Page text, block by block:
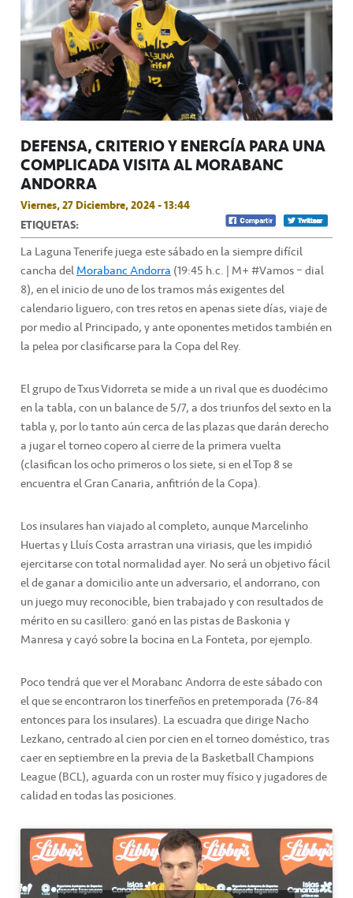
DEFENSA, CRITERIO Y ENERGÍA PARA UNA
COMPLICADA VISITA AL MORABANC
ANDORRA
Viernes, 27 Diciembre, 2024 - 13:44
ETIQUETAS:
La Laguna Tenerife juega este sábado en la siempre difícil
cancha delMorabanc Andorra(19:45 h.c. | M+ #Vamos – dial
8), en el inicio de uno de los tramos más exigentes del
calendario liguero, con tres retos en apenas siete días, viaje de
por medio al Principado, y ante oponentes metidos también en
la pelea por clasificarse para la Copa del Rey.
El grupo de Txus Vidorreta se mide a un rival que es duodécimo
en la tabla, con un balance de 5/7, a dos triunfos del sexto en la
tabla y, por lo tanto aún cerca de las plazas que darán derecho
a jugar el torneo copero al cierre de la primera vuelta
(clasifican los ocho primeros o los siete, si en el Top 8 se
encuentra el Gran Canaria, anfitrión de la Copa).
Los insulares han viajado al completo, aunque Marcelinho
Huertas y Lluís Costa arrastran una viriasis, que les impidió
ejercitarse con total normalidad ayer. No será un objetivo fácil
el de ganar a domicilio ante un adversario, el andorrano, con
un juego muy reconocible, bien trabajado y con resultados de
mérito en su casillero: ganó en las pistas de Baskonia y
Manresa y cayó sobre la bocina en La Fonteta, por ejemplo.
Poco tendrá que ver el Morabanc Andorra de este sábado con
el que se encontraron los tinerfeños en pretemporada (76-84
entonces para los insulares). La escuadra que dirige Nacho
Lezkano, centrado al cien por cien en el torneo doméstico, tras
caer en septiembre en la previa de la Basketball Champions
League (BCL), aguarda con un roster muy físico y jugadores de
calidad en todas las posiciones.